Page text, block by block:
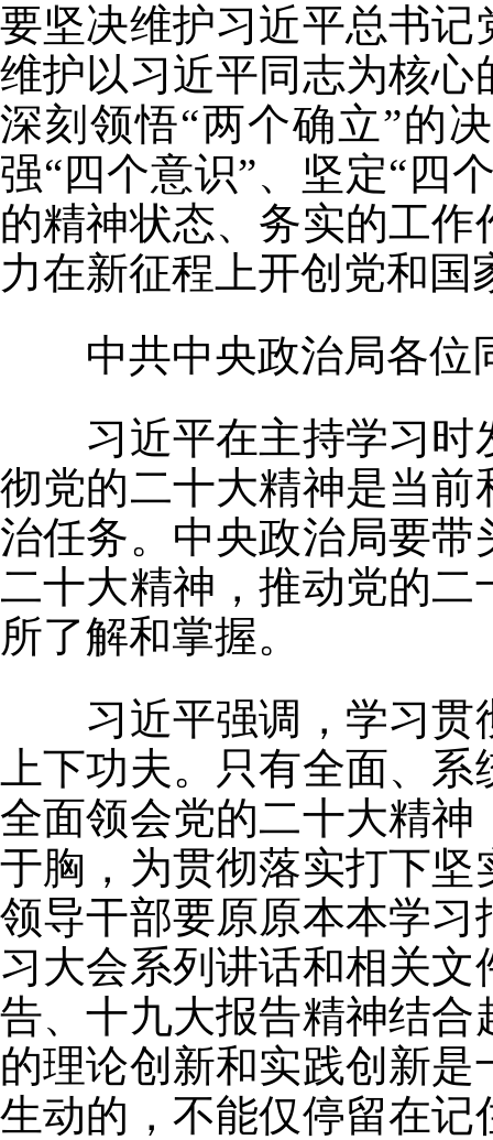
要坚决维护习近平总书
维护以习近平同志为核
深刻领悟“两个确立”的
强“四个意识”、坚定“四
的精神状态、务实的工
力在新征程上开创党和国
中共中央政治局各位
习近平在主持学习时
彻党的二十大精神是当
治任务。中央政治局要
二十大精神，推动党的
所了解和掌握。
习近平强调，学习贯
上下功夫。只有全面、
全面领会党的二十大精
于胸，为贯彻落实打下
领导干部要原原本本学
习大会系列讲话和相关
告、十九大报告精神结
的理论创新和实践创新
生动的，不能仅停留在